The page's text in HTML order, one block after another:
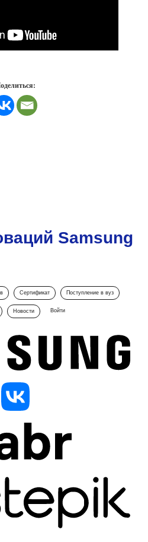
Samsung
Сертификат Поступление в вуз
Новости Войти